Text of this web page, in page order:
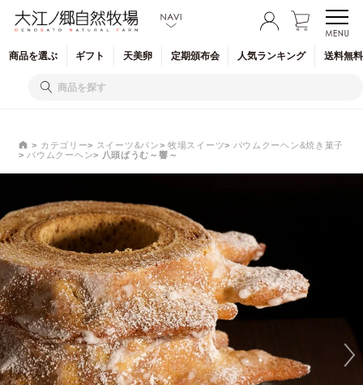
商品を選ぶ ギフト 天美卵 定期頒布会 人気ランキング 送料無
カテゴリー スイーツ&パン 牧場スイーツ
バウムクーヘン&焼き菓子
バウムクーヘン
八頭ばうむ～響～